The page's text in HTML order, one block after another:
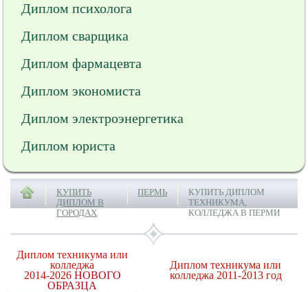
Диплом психолога
Диплом сварщика
Диплом фармацевта
Диплом экономиста
Диплом электроэнергетика
Диплом юриста
КУПИТЬ
ДИПЛОМ В
ГОРОДАХ
ПЕРМЬ
КУПИТЬ ДИПЛОМ
ТЕХНИКУМА,
КОЛЛЕДЖА В ПЕРМИ
Диплом техникума или
колледжа
2014-2026 НОВОГО
ОБРАЗЦА
Диплом техникума или
колледжа 2011-2013 год